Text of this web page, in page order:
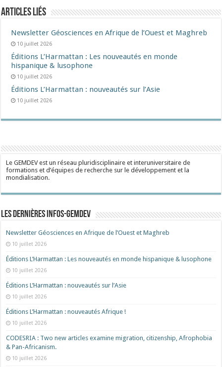
Articles liés
Newsletter Géosciences en Afrique de l’Ouest et Maghreb
10 juillet 2026
Éditions L’Harmattan : Les nouveautés en monde
hispanique & lusophone
10 juillet 2026
Éditions L’Harmattan : nouveautés sur l’Asie
10 juillet 2026
Le GEMDEV est un réseau pluridisciplinaire et interuniversitaire de
formations et d’équipes de recherche sur le développement et la
mondialisation.
Les dernières Infos-Gemdev
Newsletter Géosciences en Afrique de l’Ouest et Maghreb
10 juillet 2026
Éditions L’Harmattan : Les nouveautés en monde hispanique & lusophone
10 juillet 2026
Éditions L’Harmattan : nouveautés sur l’Asie
10 juillet 2026
Éditions L’Harmattan : nouveautés Afrique !​
10 juillet 2026
CODESRIA : Two new articles examine migration, citizenship, Afrophobia
& Pan-Africanism.
10 juillet 2026